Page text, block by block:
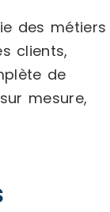
des métiers
clients,
de
mesure,